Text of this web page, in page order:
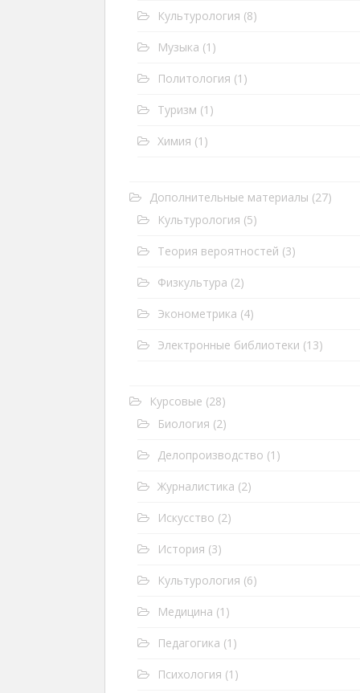
Культурология (8)
Музыка (1)
Политология (1)
Туризм (1)
Химия (1)
Дополнительные материалы (27)
Культурология (5)
Теория вероятностей (3)
Физкультура (2)
Эконометрика (4)
Электронные библиотеки (13)
Курсовые (28)
Биология (2)
Делопроизводство (1)
Журналистика (2)
Искусство (2)
История (3)
Культурология (6)
Медицина (1)
Педагогика (1)
Психология (1)